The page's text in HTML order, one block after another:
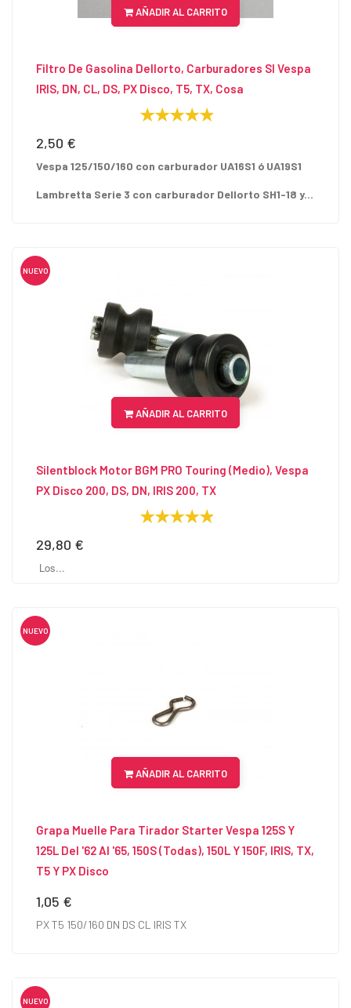
AÑADIR AL CARRITO
Filtro De Gasolina Dellorto, Carburadores SI Vespa
IRIS, DN, CL, DS, PX Disco, T5, TX, Cosa
Precio
2,50 €
Vespa 125/150/160 con carburador UA16S1 ó UA19S1
Lambretta Serie 3 con carburador Dellorto SH1-18 y...
NUEVO
AÑADIR AL CARRITO
Silentblock Motor BGM PRO Touring (Medio), Vespa
PX Disco 200, DS, DN, IRIS 200, TX
Precio
29,80 €
Los...
NUEVO
AÑADIR AL CARRITO
Grapa Muelle Para Tirador Starter Vespa 125S Y
125L Del '62 Al '65, 150S (todas), 150L Y 150F, IRIS, TX,
T5 Y PX Disco
Precio
1,05 €
PX T5 150/160 DN DS CL IRIS TX
NUEVO